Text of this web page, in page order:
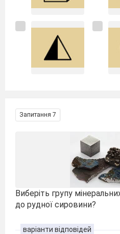
Запитання 7
Виберіть групу
до рудної сировини?
варіанти відповідей